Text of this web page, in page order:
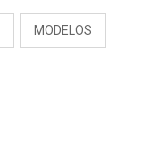
MODELOS